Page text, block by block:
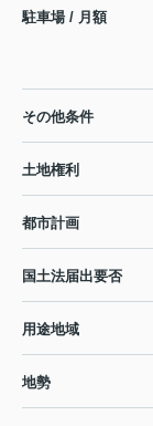
駐車場 / 月額
その他条件
土地権利
都市計画
国土法届出要否
用途地域
地勢